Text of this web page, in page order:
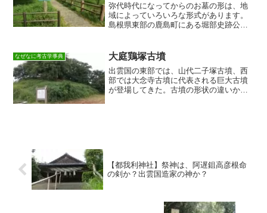
弥代時代になってからのお墓の形は、地
域によっていろいろな形式があります。
島根県東部の鹿島町にある堀部史跡公園
なぜなに考古学事典 大庭鶏塚古墳
出雲国の東部では、山代二子塚古墳、西
部では大念寺古墳に代表される巨大古墳
が登場してきた。古墳の形状の違いか
【都我利神社】祭神は、阿遅鉏高彦根命
の剣か？出雲国造家の神か？